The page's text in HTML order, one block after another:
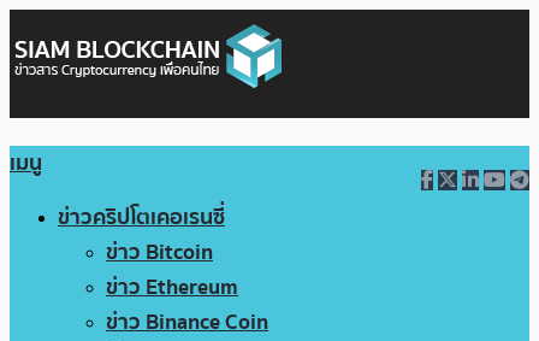
เมนู
ข่าวคริปโตเคอเรนซี่
ข่าว Bitcoin
ข่าว Ethereum
ข่าว Binance Coin